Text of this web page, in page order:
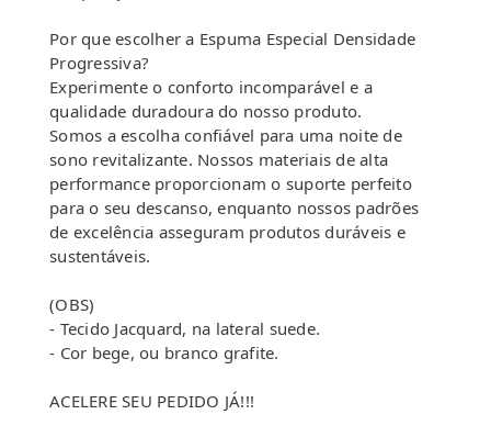
Por que escolher a Espuma Especial Densidade
Progressiva?
Experimente o conforto incomparável e a
qualidade duradoura do nosso produto.
Somos a escolha confiável para uma noite de
sono revitalizante. Nossos materiais de alta
performance proporcionam o suporte perfeito
para o seu descanso, enquanto nossos padrões
de excelência asseguram produtos duráveis e
sustentáveis.
(OBS)
- Tecido Jacquard, na lateral suede.
- Cor bege, ou branco grafite.
ACELERE SEU PEDIDO JÁ!!!